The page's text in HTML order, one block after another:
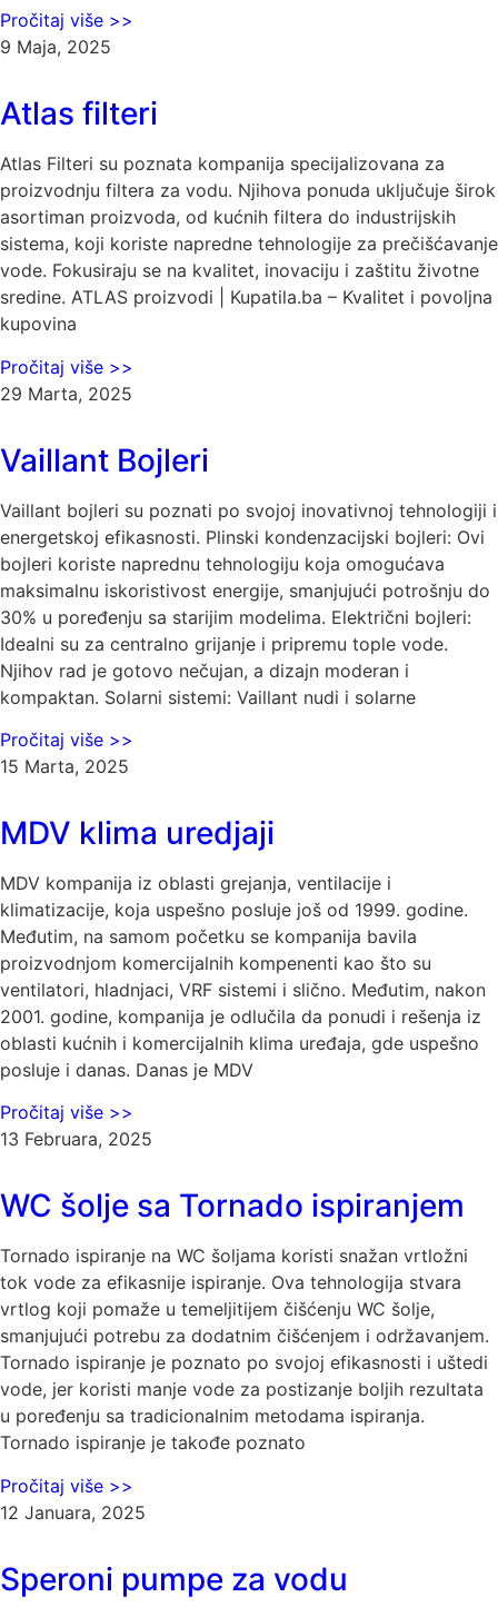
Pročitaj više >>
9 Maja, 2025
Atlas filteri
Atlas Filteri su poznata kompanija specijalizovana za
proizvodnju filtera za vodu. Njihova ponuda uključuje širok
asortiman proizvoda, od kućnih filtera do industrijskih
sistema, koji koriste napredne tehnologije za prečišćavanje
vode. Fokusiraju se na kvalitet, inovaciju i zaštitu životne
sredine. ATLAS proizvodi | Kupatila.ba – Kvalitet i povoljna
kupovina
Pročitaj više >>
29 Marta, 2025
Vaillant Bojleri
Vaillant bojleri su poznati po svojoj inovativnoj tehnologiji i
energetskoj efikasnosti. Plinski kondenzacijski bojleri: Ovi
bojleri koriste naprednu tehnologiju koja omogućava
maksimalnu iskoristivost energije, smanjujući potrošnju do
30% u poređenju sa starijim modelima. Električni bojleri:
Idealni su za centralno grijanje i pripremu tople vode.
Njihov rad je gotovo nečujan, a dizajn moderan i
kompaktan. Solarni sistemi: Vaillant nudi i solarne
Pročitaj više >>
15 Marta, 2025
MDV klima uredjaji
MDV kompanija iz oblasti grejanja, ventilacije i
klimatizacije, koja uspešno posluje još od 1999. godine.
Međutim, na samom početku se kompanija bavila
proizvodnjom komercijalnih kompenenti kao što su
ventilatori, hladnjaci, VRF sistemi i slično. Međutim, nakon
2001. godine, kompanija je odlučila da ponudi i rešenja iz
oblasti kućnih i komercijalnih klima uređaja, gde uspešno
posluje i danas. Danas je MDV
Pročitaj više >>
13 Februara, 2025
WC šolje sa Tornado ispiranjem
Tornado ispiranje na WC šoljama koristi snažan vrtložni
tok vode za efikasnije ispiranje. Ova tehnologija stvara
vrtlog koji pomaže u temeljitijem čišćenju WC šolje,
smanjujući potrebu za dodatnim čišćenjem i održavanjem.
Tornado ispiranje je poznato po svojoj efikasnosti i uštedi
vode, jer koristi manje vode za postizanje boljih rezultata
u poređenju sa tradicionalnim metodama ispiranja.
Tornado ispiranje je takođe poznato
Pročitaj više >>
12 Januara, 2025
Speroni pumpe za vodu